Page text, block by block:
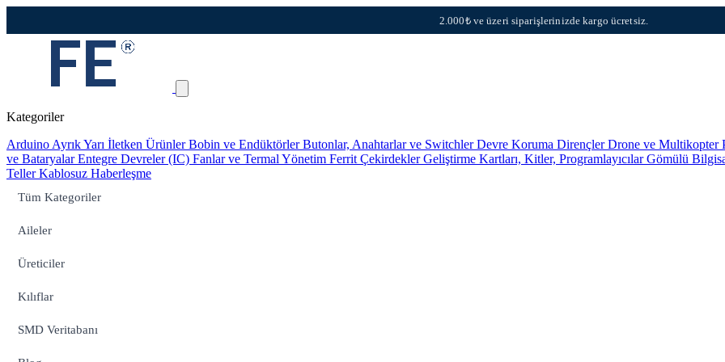
2.000₺ ve üzeri siparişlerinizde kargo ücretsiz.
Kategoriler
Arduino Ayrık Yarı İletken ÜrünlerBobin ve EndüktörlerButonlar, Anahtarlar ve SwitchlerDevre Koruma DirençlerDrone ve Multikopter
ve BataryalarEntegre Devreler (IC) Fanlar ve Termal Yönetim Ferrit ÇekirdeklerGeliştirme Kartları, Kitler, ProgramlayıcılarGömülü
TellerKablosuz Haberleşme
Tüm Kategoriler
Aileler
Üreticiler
Kılıflar
SMD Veritabanı